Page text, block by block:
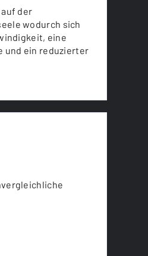
der
wodurch sich
eine
und ein reduzierter